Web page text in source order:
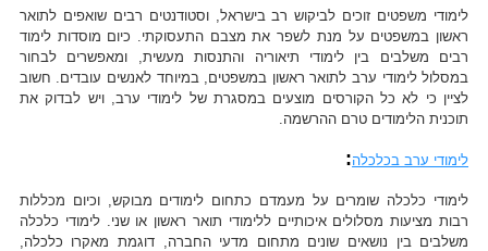
לימודי משפטים זוכים לביקוש רב בישראל, וסטודנטים רבים שואפים לתואר
ראשון במשפטים על מנת לשפר את מצבם התעסוקתי. כיום מוסדות לימוד
רבים משלבים בין לימודי תיאוריה והתנסות מעשית, ומאפשרים לבחור
במסלול לימודי ערב לתואר ראשון במשפטים, במיוחד לאנשים עובדים. חשוב
לציין כי לא כל הקורסים מוצעים במסגרת של לימודי ערב, ויש לבדוק את
תוכנית הלימודים טרם ההרשמה.
לימודי ערב בכלכלה:
לימודי כלכלה שומרים על מעמדם כתחום לימודים מבוקש, וכיום מכללות
רבות מציעות מסלולים איכותיים ללימודי תואר ראשון או שני. לימודי כלכלה
משלבים בין נושאים שונים מתחום מדעי החברה, דוגמת מאקרו כלכלה,